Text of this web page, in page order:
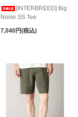
[INTERBREED] Big
Noise SS Tee
7,040円(税込)